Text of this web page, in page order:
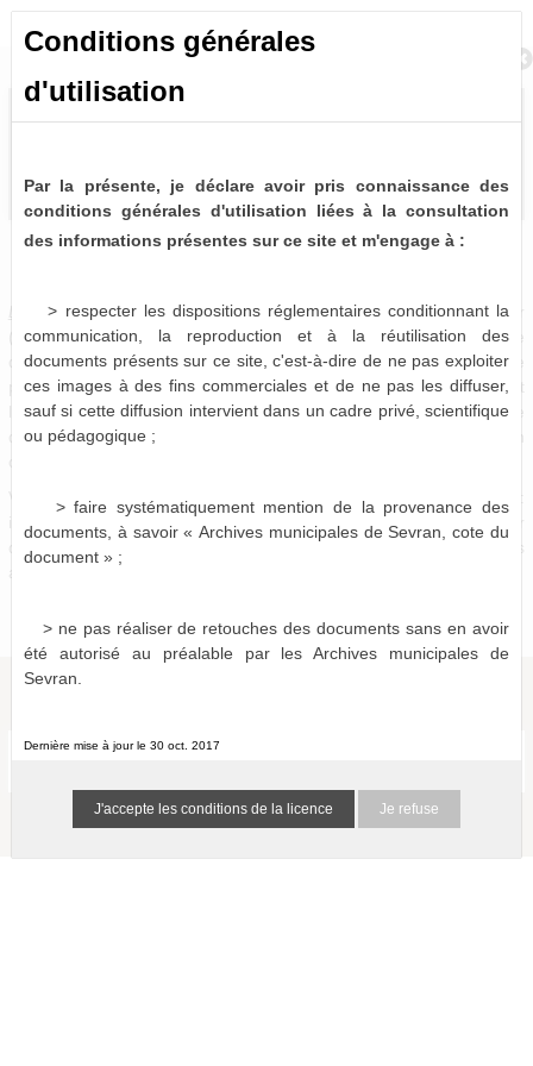
Délibérations du Conseil Municipal (1838-2014)
Délibérations du Conseil municipal. -A intervalle régulier
(mensuellement en règle générale), les élus se réunissent afin de
débattre de questions relatives à la vie de la commune. Chaque
point abordé en séance fait l'objet d'un vote, dont le résultat fait
l'objet d'un acte administratif officiel : la délibération. Chaque
délibération se voit attribué un numéro définitif correspondant à son
Vous pouvez donc les retrouver sous trois formes distinctes :
intégrées aux registres correspondant, insérées dans leur dossier
de séance (tout comme l'ordre du jour et/ou les documents
Délibérations du Conseil Municipal (1838-2014)
Conditions générales
d'utilisation
Par la présente, je déclare avoir pris connaissance des
conditions générales d'utilisation liées à la consultation
des informations présentes sur ce site et m'engage à :
> respecter les dispositions réglementaires conditionnant la
communication, la reproduction et à la réutilisation des
documents présents sur ce site, c'est-à-dire de ne pas exploiter
ces images à des fins commerciales et de ne pas les diffuser,
sauf si cette diffusion intervient dans un cadre privé, scientifique
ou pédagogique ;
> faire systématiquement mention de la provenance des
documents, à savoir « Archives municipales de Sevran, cote du
document » ;
> ne pas réaliser de retouches des documents sans en avoir
été autorisé au préalable par les Archives municipales de
Sevran.
Dernière mise à jour le 30 oct. 2017
Je refuse